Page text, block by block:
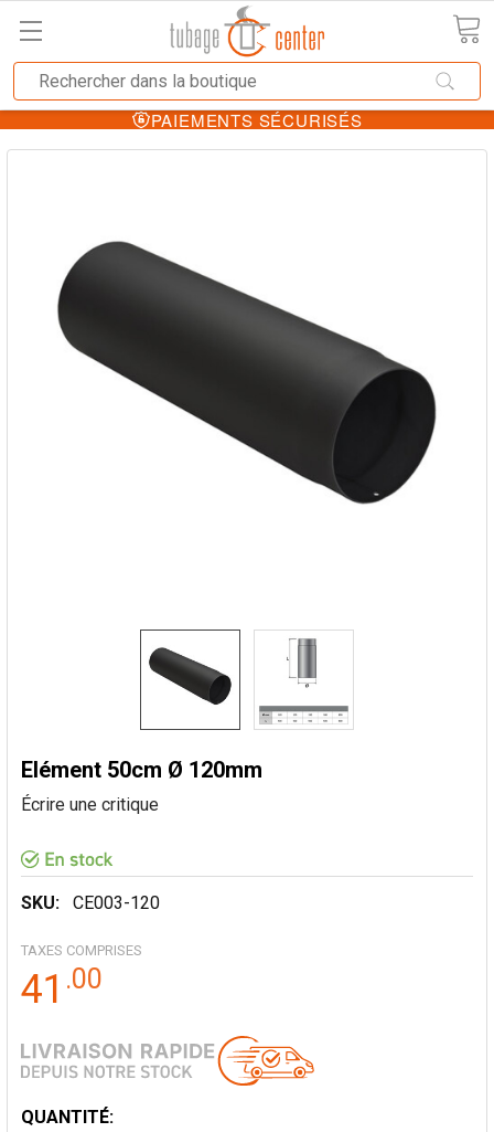
PAIEMENTS SÉCURISÉS
Elément 50cm Ø 120mm
Écrire une critique
SKU: CE003-120
TAXES COMPRISES
41 .00
STOCK
QUANTITÉ: